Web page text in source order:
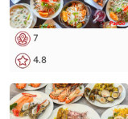
7
4.8